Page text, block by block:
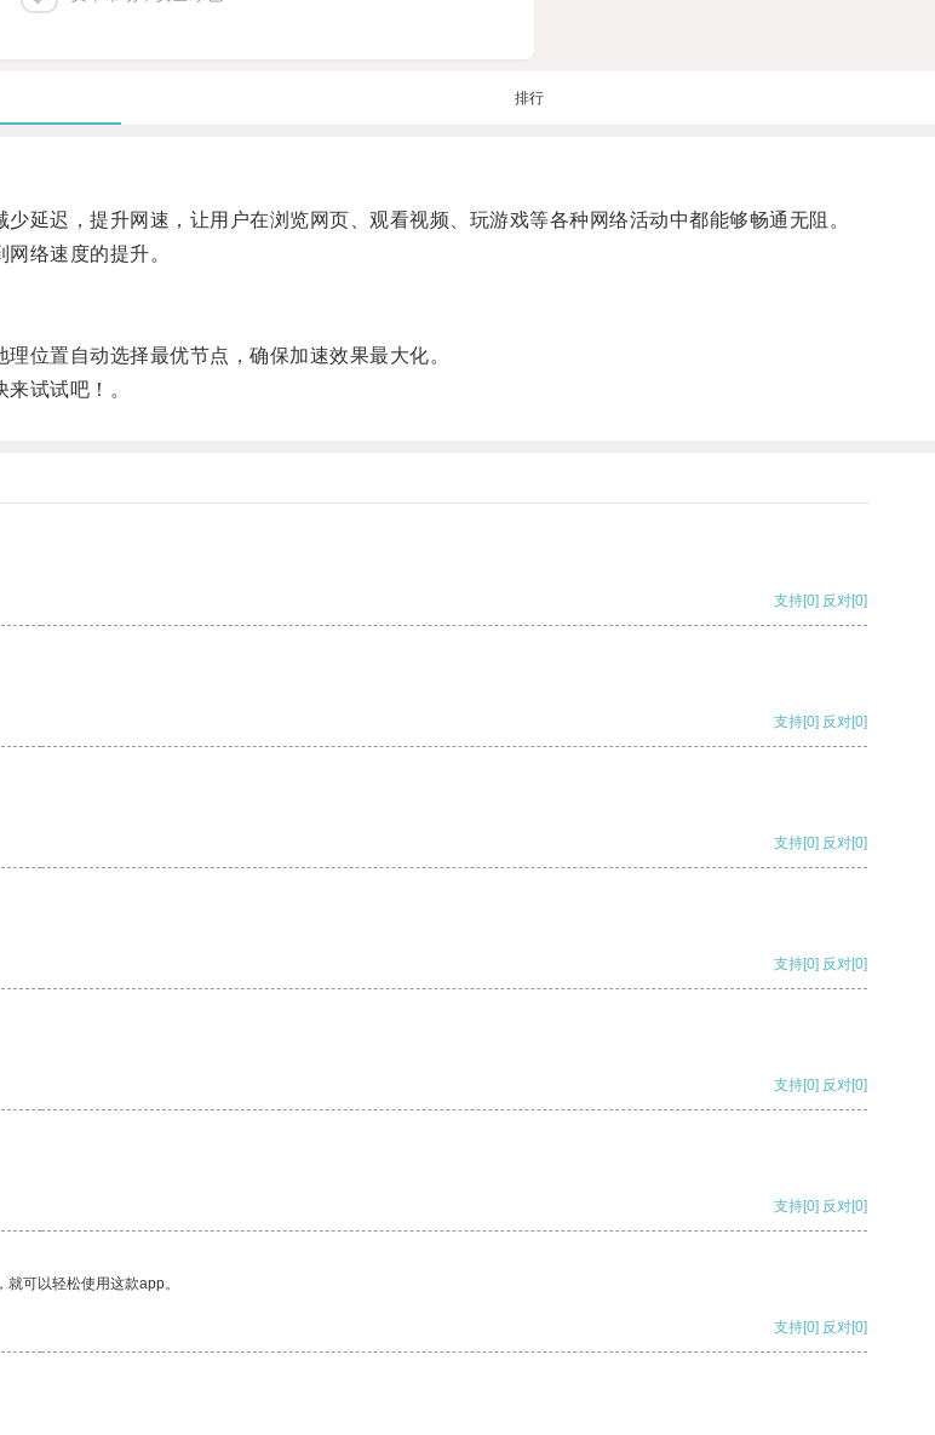
排行
迟，提升网速，让用户在浏览网页、观看视频、玩游戏等各种网络活动中都能够畅通无阻。
络速度的提升。
置自动选择最优节点，确保加速效果最大化。
试试吧！。
支持[0] 反对[0]
支持[0] 反对[0]
支持[0] 反对[0]
支持[0] 反对[0]
支持[0] 反对[0]
支持[0] 反对[0]
可以轻松使用这款app。
支持[0] 反对[0]